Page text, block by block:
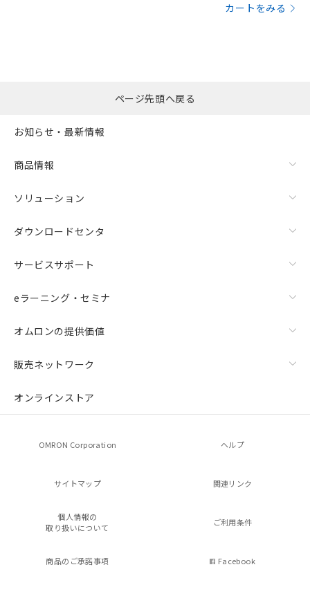
カートをみる
ページ先頭へ戻る
お知らせ・最新情報
商品情報
ソリューション
ダウンロードセンタ
サービスサポート
eラーニング・セミナ
オムロンの提供価値
販売ネットワーク
オンラインストア
OMRON Corporation ヘルプ
サイトマップ 関連リンク
個人情報の
取り扱いについて
ご利用条件
商品のご承諾事項 Facebook